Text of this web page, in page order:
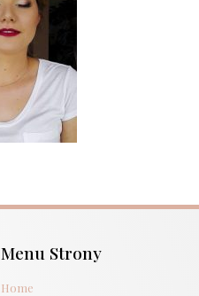
Menu Strony
Home